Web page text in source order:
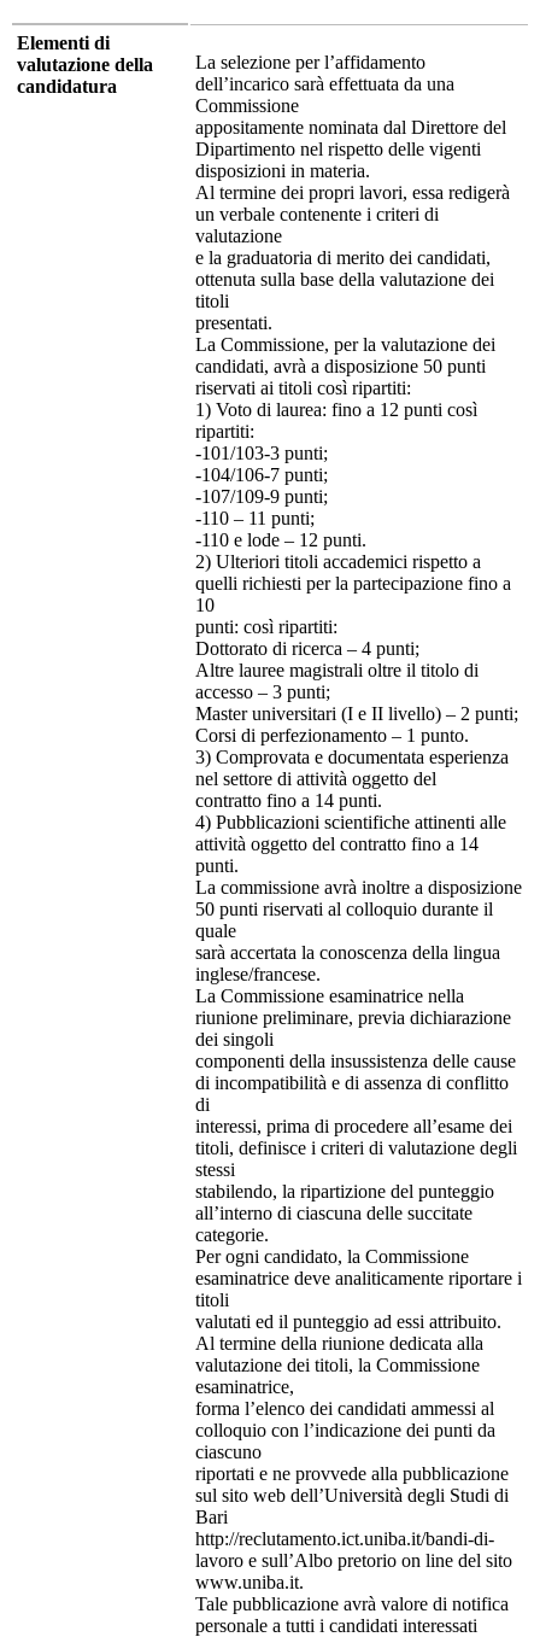
Elementi di
valutazione della
candidatura
La selezione per l’affidamento
dell’incarico sarà effettuata da una
Commissione
appositamente nominata dal Direttore del
Dipartimento nel rispetto delle vigenti
disposizioni in materia.
Al termine dei propri lavori, essa redigerà
un verbale contenente i criteri di
valutazione
e la graduatoria di merito dei candidati,
ottenuta sulla base della valutazione dei
titoli
presentati.
La Commissione, per la valutazione dei
candidati, avrà a disposizione 50 punti
riservati ai titoli così ripartiti:
1) Voto di laurea: fino a 12 punti così
ripartiti:
-101/103-3 punti;
-104/106-7 punti;
-107/109-9 punti;
-110 – 11 punti;
-110 e lode – 12 punti.
2) Ulteriori titoli accademici rispetto a
quelli richiesti per la partecipazione fino a
10
punti: così ripartiti:
Dottorato di ricerca – 4 punti;
Altre lauree magistrali oltre il titolo di
accesso – 3 punti;
Master universitari (I e II livello) – 2 punti;
Corsi di perfezionamento – 1 punto.
3) Comprovata e documentata esperienza
nel settore di attività oggetto del
contratto fino a 14 punti.
4) Pubblicazioni scientifiche attinenti alle
attività oggetto del contratto fino a 14
punti.
La commissione avrà inoltre a disposizione
50 punti riservati al colloquio durante il
quale
sarà accertata la conoscenza della lingua
inglese/francese.
La Commissione esaminatrice nella
riunione preliminare, previa dichiarazione
dei singoli
componenti della insussistenza delle cause
di incompatibilità e di assenza di conflitto
di
interessi, prima di procedere all’esame dei
titoli, definisce i criteri di valutazione degli
stessi
stabilendo, la ripartizione del punteggio
all’interno di ciascuna delle succitate
categorie.
Per ogni candidato, la Commissione
esaminatrice deve analiticamente riportare i
titoli
valutati ed il punteggio ad essi attribuito.
Al termine della riunione dedicata alla
valutazione dei titoli, la Commissione
esaminatrice,
forma l’elenco dei candidati ammessi al
colloquio con l’indicazione dei punti da
ciascuno
riportati e ne provvede alla pubblicazione
sul sito web dell’Università degli Studi di
Bari
http://reclutamento.ict.uniba.it/bandi-di-
lavoro e sull’Albo pretorio on line del sito
www.uniba.it.
Tale pubblicazione avrà valore di notifica
personale a tutti i candidati interessati